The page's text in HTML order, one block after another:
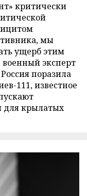
критически
мы
ущерб этим
военный эксперт
поразила
111, известное
для крылатых